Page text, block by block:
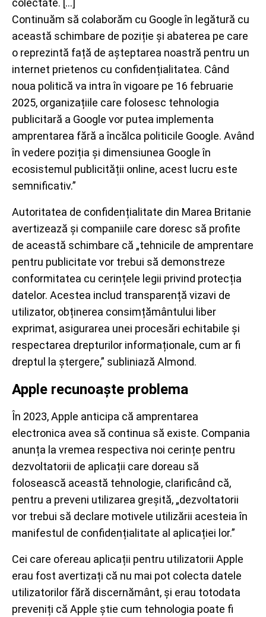
colectate. […]
Continuăm să colaborăm cu Google în legătură cu
această schimbare de poziție și abaterea pe care
o reprezintă față de așteptarea noastră pentru un
internet prietenos cu confidențialitatea. Când
noua politică va intra în vigoare pe 16 februarie
2025, organizațiile care folosesc tehnologia
publicitară a Google vor putea implementa
amprentarea fără a încălca politicile Google. Având
în vedere poziția și dimensiunea Google în
ecosistemul publicității online, acest lucru este
semnificativ.”
Autoritatea de confidențialitate din Marea Britanie
avertizează și companiile care doresc să profite
de această schimbare că „tehnicile de amprentare
pentru publicitate vor trebui să demonstreze
conformitatea cu cerințele legii privind protecția
datelor. Acestea includ transparență vizavi de
utilizator, obținerea consimțământului liber
exprimat, asigurarea unei procesări echitabile și
respectarea drepturilor informaționale, cum ar fi
dreptul la ștergere,” subliniază Almond.
Apple recunoaște problema
În 2023, Apple anticipa că amprentarea
electronica avea să continua să existe. Compania
anunța la vremea respectiva noi cerințe pentru
dezvoltatorii de aplicații care doreau să
folosească această tehnologie, clarificând că,
pentru a preveni utilizarea greșită, „dezvoltatorii
vor trebui să declare motivele utilizării acesteia în
manifestul de confidențialitate al aplicației lor.”
Cei care ofereau aplicații pentru utilizatorii Apple
erau fost avertizați că nu mai pot colecta datele
utilizatorilor fără discernământ, și erau totodata
preveniți că Apple știe cum tehnologia poate fi